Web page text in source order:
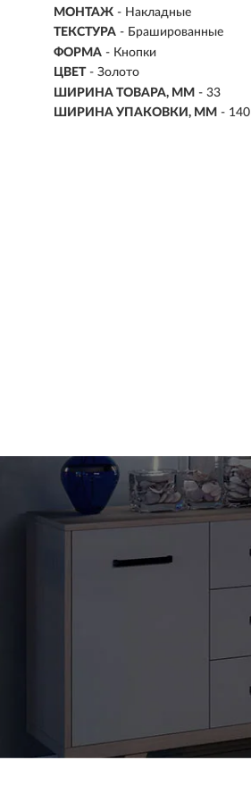
МОНТАЖ - Накладные
ТЕКСТУРА - Брашированные
ФОРМА - Кнопки
ЦВЕТ - Золото
ШИРИНА ТОВАРА, ММ - 33
ШИРИНА УПАКОВКИ, ММ - 140